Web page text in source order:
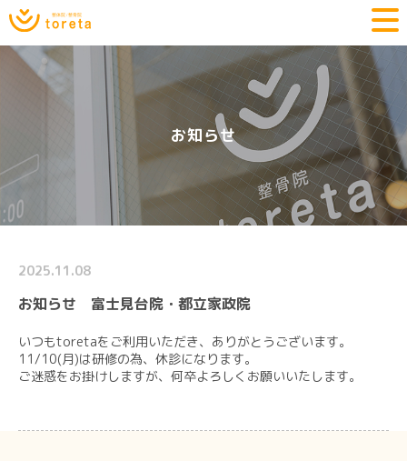
お知らせ
2025.11.08
お知らせ 富士見台院・都立家政院
いつもtoretaをご利用いただき、ありがとうございます。
11/10(月)は研修の為、休診になります。
ご迷惑をお掛けしますが、何卒よろしくお願いいたします。